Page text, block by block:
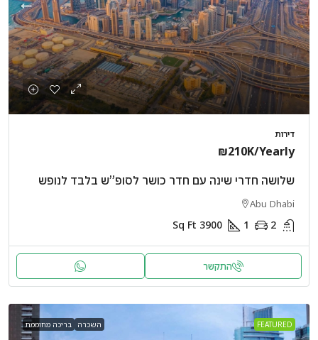
דירות
₪210K/Yearly
שלושה חדרי שינה עם חדר כושר לסופ”ש בלבד לנופש
Abu Dhabi
2
1
3900
Sq Ft
התקשר
FEATURED השכרה בריכה מחוממת